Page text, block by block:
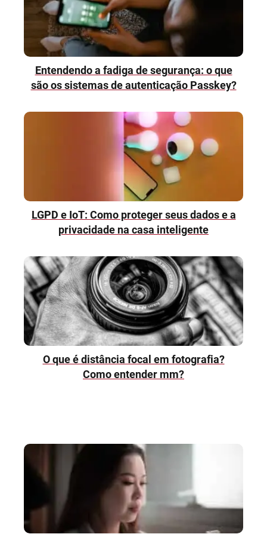
Entendendo a fadiga de segurança: o que
são os sistemas de autenticação Passkey?
LGPD e IoT: Como proteger seus dados e a
privacidade na casa inteligente
O que é distância focal em fotografia?
Como entender mm?